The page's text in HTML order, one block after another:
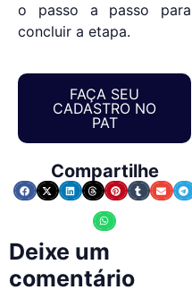
o passo a passo para
concluir a etapa.
FAÇA SEU
CADASTRO NO
PAT
Compartilhe
Deixe um
comentário